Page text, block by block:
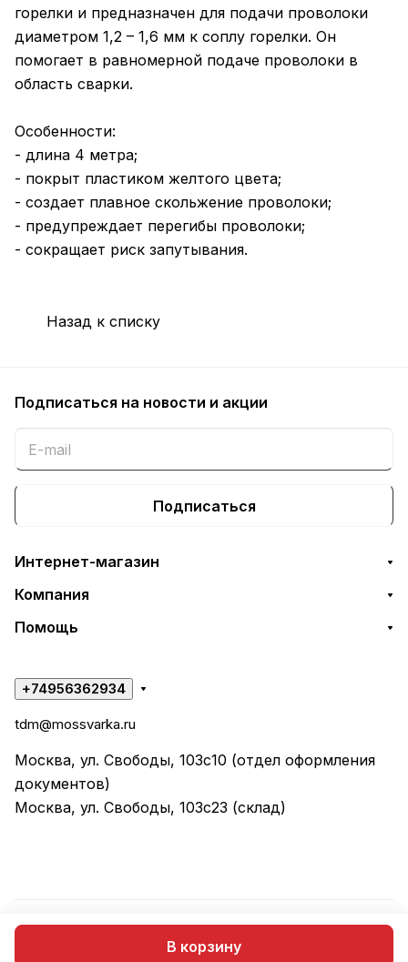
В корзину
горелки и предназначен для подачи проволоки
диаметром 1,2 – 1,6 мм к соплу горелки. Он
помогает в равномерной подаче проволоки в
область сварки.
Особенности:
- длина 4 метра;
- покрыт пластиком желтого цвета;
- создает плавное скольжение проволоки;
- предупреждает перегибы проволоки;
- сокращает риск запутывания.
Назад к списку
Подписаться на новости и акции
Подписаться
Интернет-магазин
Компания
Помощь
+74956362934
tdm@mossvarka.ru
Москва, ул. Свободы, 103с10 (отдел оформления
документов)
Москва, ул. Свободы, 103с23 (склад)
© 2026 ООО "ТД МОССВАРКА"